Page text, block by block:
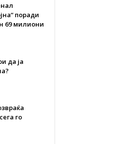
поради
69 милиони
да ја
го